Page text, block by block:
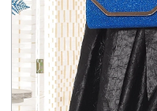
О НАС
СКИДКИ